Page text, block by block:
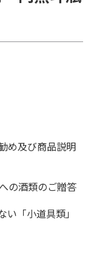
め及び商品説明
の酒類のご贈答
「小道具類」